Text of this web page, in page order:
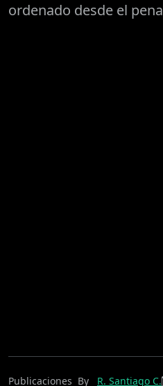
ordenado desde el
Publicaciones By R. Santiago C.